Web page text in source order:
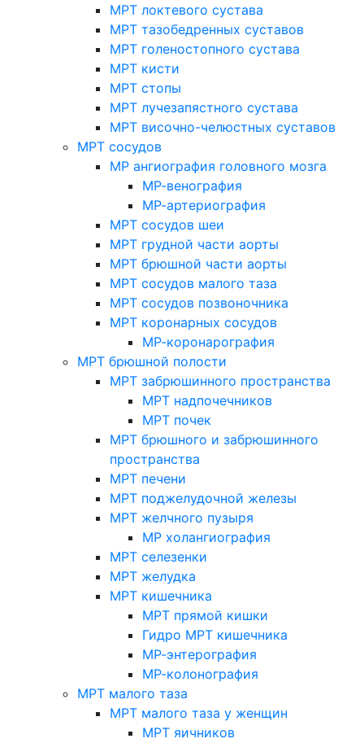
МРТ локтевого сустава
МРТ тазобедренных суставов
МРТ голеностопного сустава
МРТ кисти
МРТ стопы
МРТ лучезапястного сустава
МРТ височно-челюстных суставов
МРТ сосудов
МР ангиография головного мозга
МР-венография
МР-артериография
МРТ сосудов шеи
МРТ грудной части аорты
МРТ брюшной части аорты
МРТ сосудов малого таза
МРТ сосудов позвоночника
МРТ коронарных сосудов
МР-коронарография
МРТ брюшной полости
МРТ забрюшинного пространства
МРТ надпочечников
МРТ почек
МРТ брюшного и забрюшинного
пространства
МРТ печени
МРТ поджелудочной железы
МРТ желчного пузыря
МР холангиография
МРТ селезенки
МРТ желудка
МРТ кишечника
МРТ прямой кишки
Гидро МРТ кишечника
МР-энтерография
МР-колонография
МРТ малого таза
МРТ малого таза у женщин
МРТ яичников